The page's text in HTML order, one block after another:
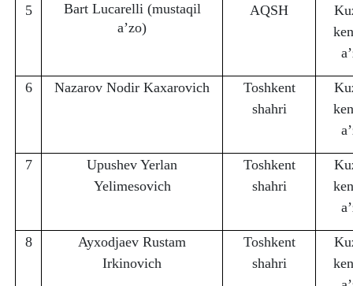
5 Bart Lucarelli(mustaqil
a’zo)
AQSH
6 Nazarov Nodir Kaxarovich
Toshkent
shahri
7
Upushev Yerlan
Yelimesovich
Toshkent
shahri
8
Ayxodjaev Rustam
Irkinovich
Toshkent
shahri